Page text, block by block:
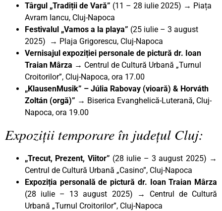
Târgul „Tradiții de Vară” (11 – 28 iulie 2025) → Piața
Avram Iancu, Cluj-Napoca
Festivalul „Vamos a la playa” (25 iulie – 3 august
2025) → Plaja Grigorescu, Cluj-Napoca
Vernisajul expoziției personale de pictură dr. Ioan
Traian Mârza → Centrul de Cultură Urbană „Turnul
Croitorilor”, Cluj-Napoca, ora 17.00
„KlausenMusik” – Júlia Rabovay (vioară) & Horváth
Zoltán (orgă)” → Biserica Evanghelică-Luterană, Cluj-
Napoca, ora 19.00
Expoziții temporare în județul Cluj:
„Trecut, Prezent, Viitor” (28 iulie – 3 august 2025) →
Centrul de Cultură Urbană „Casino”, Cluj-Napoca
Expoziția personală de pictură dr. Ioan Traian Mârza
(28 iulie – 13 august 2025) → Centrul de Cultură
Urbană „Turnul Croitorilor”, Cluj-Napoca